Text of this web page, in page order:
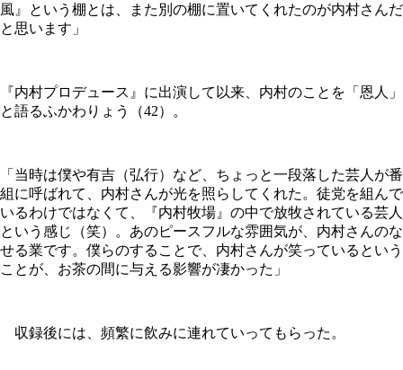
風』という棚とは、また別の棚に置いてくれたのが内村さんだ
と思います」
『内村プロデュース』に出演して以来、内村のことを「恩人」
と語るふかわりょう（42）。
「当時は僕や有吉（弘行）など、ちょっと一段落した芸人が番
組に呼ばれて、内村さんが光を照らしてくれた。徒党を組んで
いるわけではなくて、『内村牧場』の中で放牧されている芸人
という感じ（笑）。あのピースフルな雰囲気が、内村さんのな
せる業です。僕らのすることで、内村さんが笑っているという
ことが、お茶の間に与える影響が凄かった」
収録後には、頻繁に飲みに連れていってもらった。